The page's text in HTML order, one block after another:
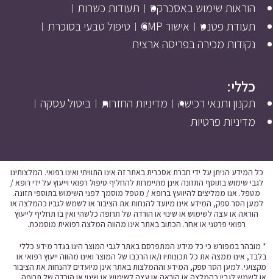
הוראות שימוש באסכרקס
תעודות כשרות
תעודת פטנט
אישור GMP
טיפול טבעי בסוכרת
נקודות מכירה בפריסה ארצית
כללי:
תקנון ותנאי רכישה מדיניות החזרות
ביטול עסקה
מדיניות פרטיות
כל המידע הניתן על ידי חברת אסכרית באתר זה אינו התוויתי ואינו רפואי. המלצותינו
לגבי שימוש בתוסף התזונה אינן מתיימרות להחליף טיפול רפואי וייעוץ על ידי רופא /
מטפל. אנו ממליצים להיוועץ ברופא / מטפל מוסמך לפני השימוש בתוספי תזונה.
למען הסר ספק, המידע אינו מיועד להנחות את הציבור או לשמש לגביו כהמלצה או
הוראה או עצה לשימוש או שינוי או הורדה של תרופה כלשהי ואין בו תחליף לייעוץ
רפואי פרטני או אחר. הכתוב באתר אינו מהווה המלצה רפואית מוסמכת.
* מובהר במפורש כי כל מידע המתפרסם באתר לגבי המוצר הינו בגדר מידע כללי
בלבד, אינו ממצה את כל תכונותיו ו/או הרכבו של המוצר ואינו מהווה ייעוץ רפואי או
מקצועי. למען הסר ספק, המידע וההמלצות באתר אינן מיועדים להנחות את הציבור